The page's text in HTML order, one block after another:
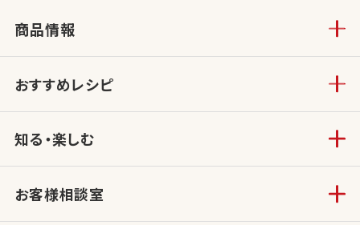
商品情報
おすすめレシピ
知る・楽しむ
お客様相談室